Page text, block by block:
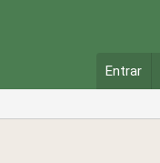
Entrar